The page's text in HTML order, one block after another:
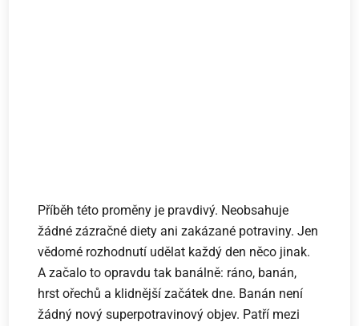
Příběh této proměny je pravdivý. Neobsahuje
žádné zázračné diety ani zakázané potraviny. Jen
vědomé rozhodnutí udělat každý den něco jinak.
A začalo to opravdu tak banálně: ráno, banán,
hrst ořechů a klidnější začátek dne. Banán není
žádný nový superpotravinový objev. Patří mezi